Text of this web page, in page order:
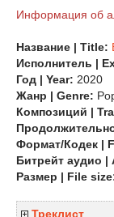
Информация об
Название | Title:
Исполнитель |
Год | Year: 2020
Жанр | Genre:
Композиций |
Формат/Кодек |
Битрейт аудио |
Размер | File
Треклист